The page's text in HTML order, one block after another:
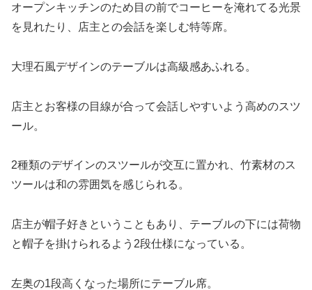
オープンキッチンのため目の前でコーヒーを淹れてる光景
を見れたり、店主との会話を楽しむ特等席。
大理石風デザインのテーブルは高級感あふれる。
店主とお客様の目線が合って会話しやすいよう高めのスツ
ール。
2種類のデザインのスツールが交互に置かれ、竹素材のス
ツールは和の雰囲気を感じられる。
店主が帽子好きということもあり、テーブルの下には荷物
と帽子を掛けられるよう2段仕様になっている。
左奥の1段高くなった場所にテーブル席。